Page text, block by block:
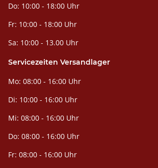
Do: 10:00 - 18:00 Uhr
Fr: 10:00 - 18:00 Uhr
Sa: 10:00 - 13.00 Uhr
Servicezeiten Versandlager
Mo: 08:00 - 16:00 Uhr
Di: 10:00 - 16:00 Uhr
Mi: 08:00 - 16:00 Uhr
Do: 08:00 - 16:00 Uhr
Fr: 08:00 - 16:00 Uhr